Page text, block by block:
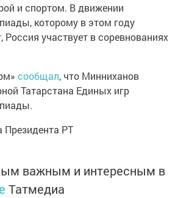
и спортом. В движении
которому в этом году
Россия участвует в соревнованиях
сообщал, что Минниханов
Татарстана Единых игр
Президента РТ
важным и интересным в
Татмедиа